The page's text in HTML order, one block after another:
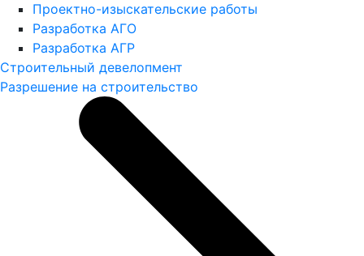
Проектно-изыскательские работы
Разработка АГО
Разработка АГР
Строительный девелопмент
Разрешение на строительство